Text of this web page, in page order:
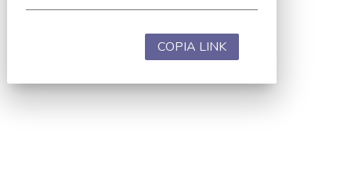
COPIA LINK